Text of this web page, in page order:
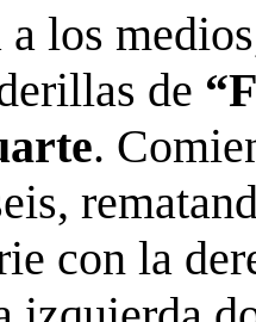
los
de
.
con la